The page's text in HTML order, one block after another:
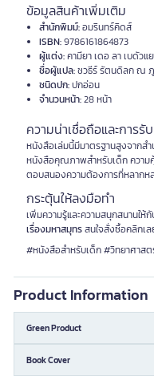
ข้อมูลสินค้าเพิ่มเติม
สำนักพิมม์:อมรินทร์คิดส์
ISBN:9786161864873
ผู้แต่ง:คามียา เดอ ลา เบดัวแ
ชื่อผู้แปล:ชวธีร์ รัตนดิลก ณ
ชนิดปก:ปกอ่อน
จำนวนหน้า:28 หน้า
ความน่าเชื่อถือและการรั
หนังสือเล่มนี้มีมาตรฐานสูงจากส
หนังสือคุณภาพสำหรับเด็ก ความคุ้
ตอบสนองความต้องการที่หลากห
กระตุ้นให้ลงมือทำ
เพิ่มความรู้และความสนุกสนานใ
เรื่องมหาสมุทรสนใจสั่งซื้อคลิกเล
#หนังสือสำหรับเด็ก #วิทยาศาส
Product Information
Green Product
Book Cover